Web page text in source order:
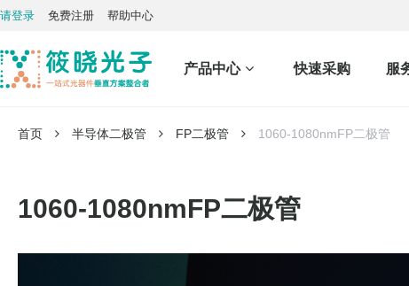
请登录 免费注册 帮助中心
产品中心 快速采购 服
首页 半导体二极管 FP二极管 1060-1080nmFP二极管
1060-1080nmFP二极管